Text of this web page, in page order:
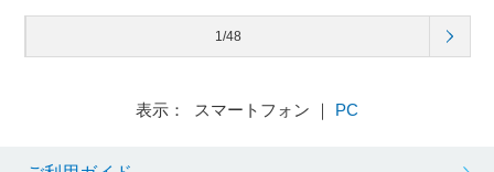
1/48
表示： スマートフォン ｜ PC